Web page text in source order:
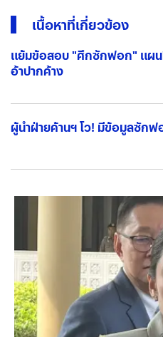
เนื้อหาที่เกี่ยวข้อง
แย้มข้อสอบ "ศึกซักฟอก" แผ
อ้าปากค้าง
ผู้นำฝ่ายค้านฯ โว! มีข้อมูลซัก